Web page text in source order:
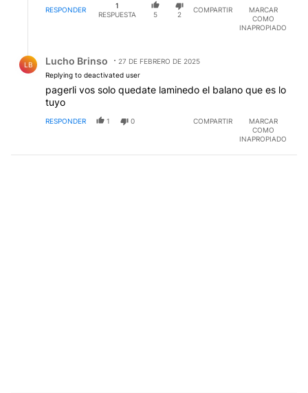
RESPONDER
1
RESPUESTA
5 2
COMPARTIR
MARCAR
COMO
INAPROPIADO
LB Lucho Brinso
27 DE FEBRERO DE 2025
Replying to deactivated user
pagerli vos solo quedate laminedo el balano que es lo
tuyo
RESPONDER 1 0 COMPARTIR
MARCAR
COMO
INAPROPIADO